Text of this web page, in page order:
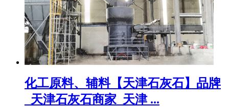
化工原料、辅料【天津石灰石】品牌
_天津石灰石商家_天津 ...